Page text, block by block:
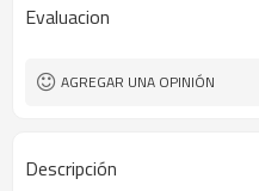
Evaluacion
AGREGAR UNA OPINIÓN
Descripción